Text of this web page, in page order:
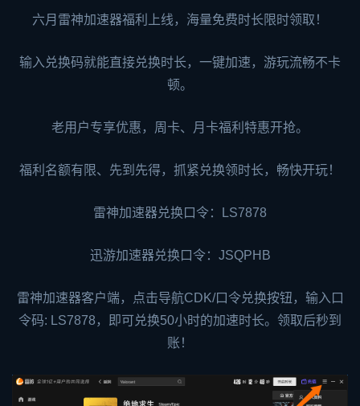
六月 雷神加速器福利上线，海量免费时长限时领取！
输入兑换码就能直接兑换时长，一键加速，游玩流畅不卡
顿。
老用户专享优惠，周卡、月卡福利特惠开抢。
福利名额有限、先到先得，抓紧兑换领时长，畅快开玩！
雷神加速器兑换口令： LS7878
迅游加速器兑换口令：JSQPHB
雷神加速器客户端，点击导航CDK/口令兑换按钮，输入口
令码: LS7878 ，即可兑换50小时的加速时长。领取后秒到
账！